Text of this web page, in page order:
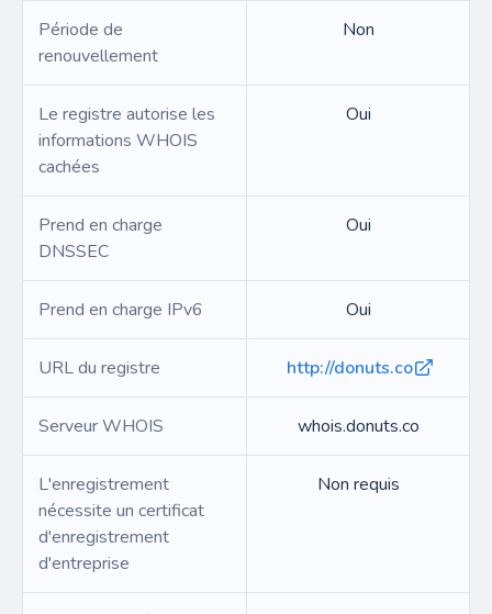
Période de
renouvellement
Non
Le registre autorise les
informations WHOIS
cachées
Oui
Prend en charge
DNSSEC
Oui
Prend en charge IPv6 Oui
URL du registre http://donuts.co
Serveur WHOIS whois.donuts.co
L'enregistrement
nécessite un certificat
d'enregistrement
d'entreprise
Non requis